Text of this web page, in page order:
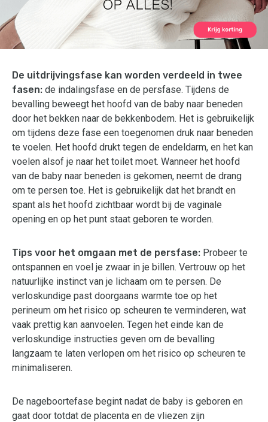
De uitdrijvingsfase kan worden verdeeld in twee
fasen: de indalingsfase en de persfase. Tijdens de
bevalling beweegt het hoofd van de baby naar beneden
door het bekken naar de bekkenbodem. Het is gebruikelijk
om tijdens deze fase een toegenomen druk naar beneden
te voelen. Het hoofd drukt tegen de endeldarm, en het kan
voelen alsof je naar het toilet moet. Wanneer het hoofd
van de baby naar beneden is gekomen, neemt de drang
om te persen toe. Het is gebruikelijk dat het brandt en
spant als het hoofd zichtbaar wordt bij de vaginale
opening en op het punt staat geboren te worden.
Tips voor het omgaan met de persfase: Probeer te
ontspannen en voel je zwaar in je billen. Vertrouw op het
natuurlijke instinct van je lichaam om te persen. De
verloskundige past doorgaans warmte toe op het
perineum om het risico op scheuren te verminderen, wat
vaak prettig kan aanvoelen. Tegen het einde kan de
verloskundige instructies geven om de bevalling
langzaam te laten verlopen om het risico op scheuren te
minimaliseren.
De nageboortefase begint nadat de baby is geboren en
gaat door totdat de placenta en de vliezen zijn